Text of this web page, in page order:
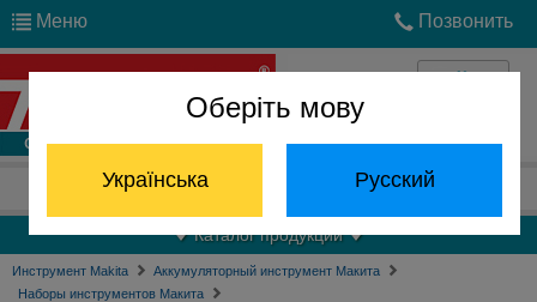
Оберіть мову
Українська Русский
Меню Позвонить
Войти
Отдел запчастей: (068) 824-24-24
Каталог продукции
Инструмент Makita
Аккумуляторный инструмент Макита
Наборы инструментов Макита